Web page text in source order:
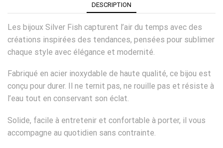
DESCRIPTION
Les bijoux Silver Fish capturent l’air du temps avec des
créations inspirées des tendances, pensées pour sublimer
chaque style avec élégance et modernité.
Fabriqué en acier inoxydable de haute qualité, ce bijou est
conçu pour durer. Il ne ternit pas, ne rouille pas et résiste à
l’eau tout en conservant son éclat.
Solide, facile à entretenir et confortable à porter, il vous
accompagne au quotidien sans contrainte.